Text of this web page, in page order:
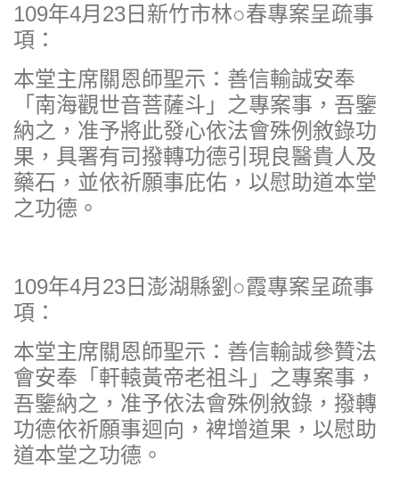
109年4月23日新竹市林○春專案呈疏事
項：
本堂主席關恩師聖示：善信輸誠安奉
「南海觀世音菩薩斗」之專案事，吾鑒
納之，准予將此發心依法會殊例敘錄功
果，具署有司撥轉功德引現良醫貴人及
藥石，並依祈願事庇佑，以慰助道本堂
之功德。
109年4月23日澎湖縣劉○霞專案呈疏事
項：
本堂主席關恩師聖示：善信輸誠參贊法
會安奉「軒轅黃帝老祖斗」之專案事，
吾鑒納之，准予依法會殊例敘錄，撥轉
功德依祈願事迴向，裨增道果，以慰助
道本堂之功德。